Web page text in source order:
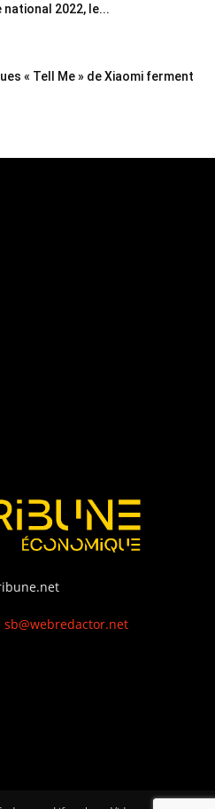
2022, le...
« Tell Me » de Xiaomi ferment
sb@webredactor.net